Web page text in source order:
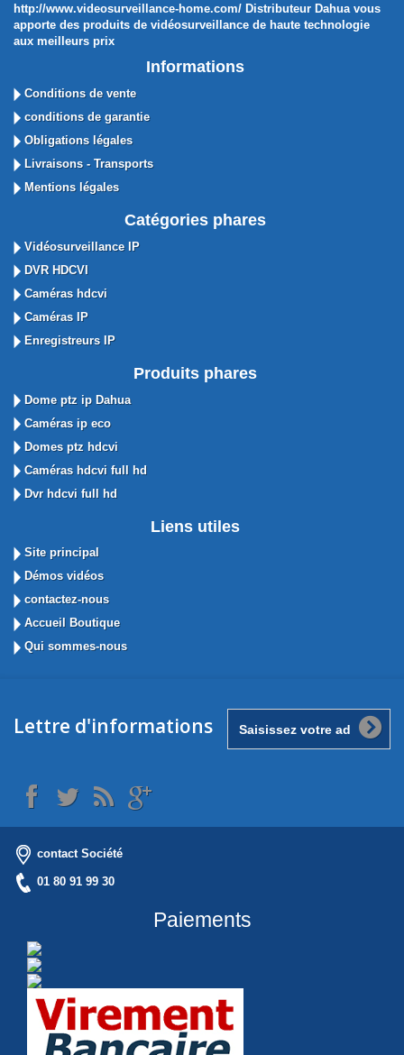
http://www.videosurveillance-home.com/ Distributeur Dahua vous
apporte des produits de vidéosurveillance de haute technologie
aux meilleurs prix
Informations
Conditions de vente
conditions de garantie
Obligations légales
Livraisons - Transports
Mentions légales
Catégories phares
Vidéosurveillance IP
DVR HDCVI
Caméras hdcvi
Caméras IP
Enregistreurs IP
Produits phares
Dome ptz ip Dahua
Caméras ip eco
Domes ptz hdcvi
Caméras hdcvi full hd
Dvr hdcvi full hd
Liens utiles
Site principal
Démos vidéos
contactez-nous
Accueil Boutique
Qui sommes-nous
Lettre d'informations
contact Société
01 80 91 99 30
Paiements